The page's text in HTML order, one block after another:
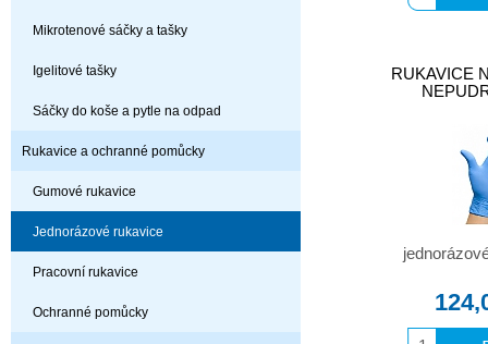
Mikrotenové sáčky a tašky
Igelitové tašky
Sáčky do koše a pytle na odpad
Rukavice a ochranné pomůcky
Gumové rukavice
Jednorázové rukavice
Pracovní rukavice
Ochranné pomůcky
RUKAVICE